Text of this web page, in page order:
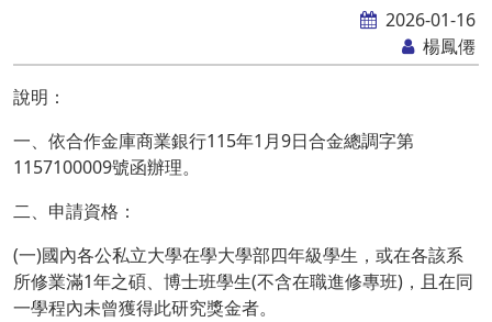
2026-01-16
楊鳳僊
說明：
一、依合作金庫商業銀行115年1月9日合金總調字第
1157100009號函辦理。
二、申請資格：
(一)國內各公私立大學在學大學部四年級學生，或在各該系
所修業滿1年之碩、博士班學生(不含在職進修專班)，且在同
一學程內未曾獲得此研究獎金者。